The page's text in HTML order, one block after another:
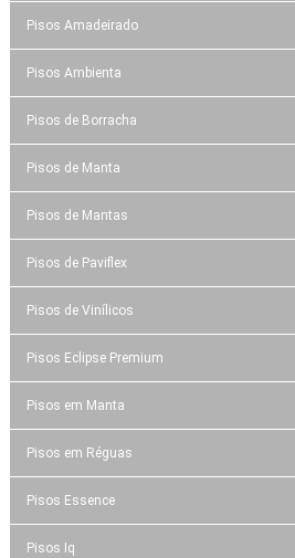
Pisos Amadeirado
Pisos Ambienta
Pisos de Borracha
Pisos de Manta
Pisos de Mantas
Pisos de Paviflex
Pisos de Vinílicos
Pisos Eclipse Premium
Pisos em Manta
Pisos em Réguas
Pisos Essence
Pisos Iq